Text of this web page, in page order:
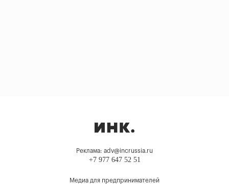
Реклама: adv@incrussia.ru
+7 977 647 52 51
Медиа для предпринимателей